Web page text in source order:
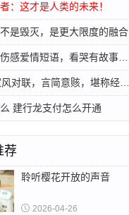
：这才是人类的未来！
是毁灭，是更大限度的融合
建行龙支付怎么开通
荐
聆听樱花开放的声音
2026-04-26